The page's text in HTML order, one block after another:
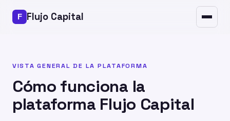
Flujo Capital
Preguntas frecuentes
VISTA GENERAL DE LA PLATAFORMA
Cómo funciona la
plataforma Flujo Capital